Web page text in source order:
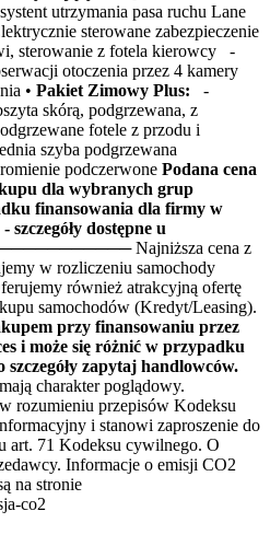
utrzymania pasa ruchu Lane
sterowane zabezpieczenie
sterowanie z fotela kierowcy -
otoczenia przez 4 kamery
• Pakiet Zimowy Plus: -
skórą, podgrzewana, z
fotele z przodu i
szyba podgrzewana
podczerwone Podana cena
dla wybranych grup
finansowania dla firmy w
dostępne u
Najniższa cena z
w rozliczeniu samochody
również atrakcyjną ofertę
samochodów (Kredyt/Leasing).
przy finansowaniu przez
i może się różnić w przypadku
zapytaj handlowców.
charakter poglądowy.
rozumieniu przepisów Kodeksu
i stanowi zaproszenie do
art. 71 Kodeksu cywilnego. O
Informacje o emisji CO2
na stronie
co2